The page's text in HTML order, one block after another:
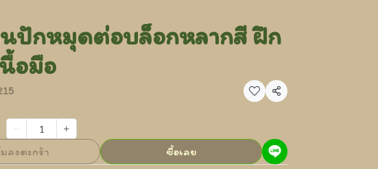
นปักหมุดต่อบล็อกหลากสี ฝึก
อมือ
แชร์
ลงตะกร้า
ซื้อเลย